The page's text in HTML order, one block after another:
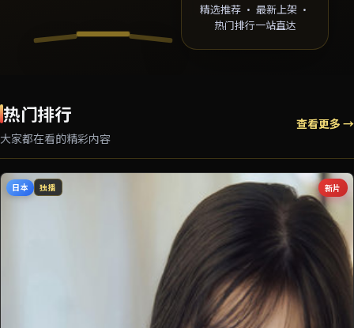
精选推荐 · 最新上架 ·
热门排行一站直达
热门排行
大家都在看的精彩内容
查看更多 →
新片
日本 独播